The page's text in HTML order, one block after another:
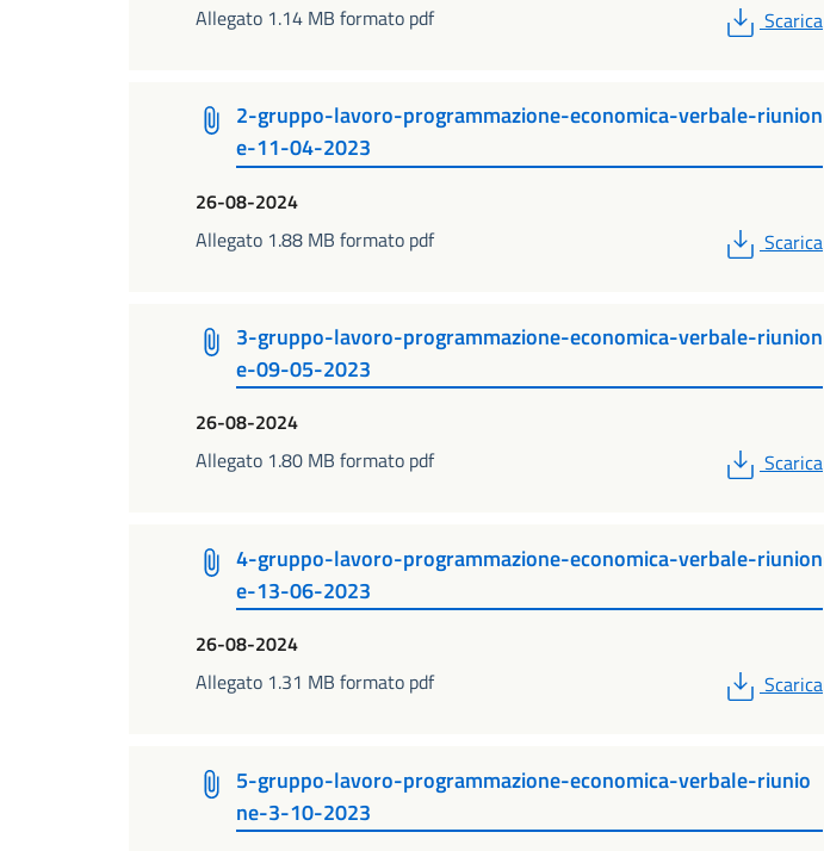
Allegato 1.14 MB formato pdf
PDF
Scarica
2-gruppo-lavoro-programmazione-economica-verbale-riunion
e-11-04-2023
26-08-2024
Allegato 1.88 MB formato pdf
PDF
Scarica
3-gruppo-lavoro-programmazione-economica-verbale-riunion
e-09-05-2023
26-08-2024
Allegato 1.80 MB formato pdf
PDF
Scarica
4-gruppo-lavoro-programmazione-economica-verbale-riunion
e-13-06-2023
26-08-2024
Allegato 1.31 MB formato pdf
PDF
Scarica
5-gruppo-lavoro-programmazione-economica-verbale-riunio
ne-3-10-2023